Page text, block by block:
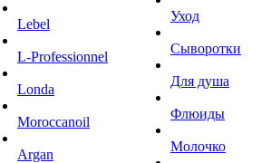
Lebel
L-Professionnel
Londa
Moroccanoil
Argan
Уход
Сыворотки
Для душа
Флюиды
Молочко